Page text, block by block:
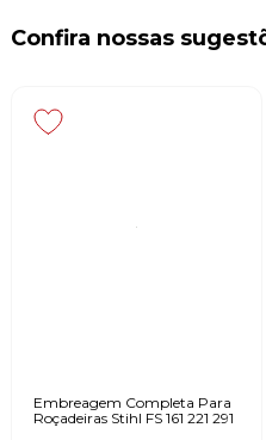
Confira nossas
Embreagem Completa Para
Roçadeiras Stihl FS 161 221 291